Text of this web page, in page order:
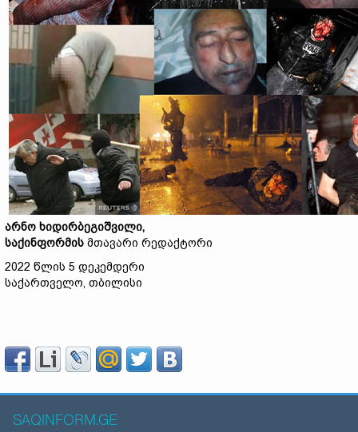
არნო ხიდირბეგიშვილი,
საქინფორმის მთავარი რედაქტორი
2022 წლის 5 დეკემდერი
საქართველო, თბილისი
SAQINFORM.GE